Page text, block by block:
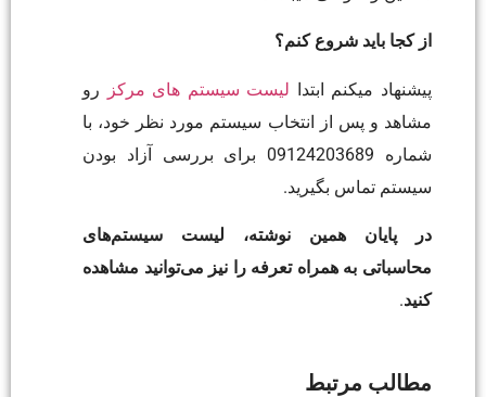
از کجا باید شروع کنم؟
پیشنهاد میکنم ابتدا لیست سیستم های مرکز
رو
مشاهد و پس از انتخاب سیستم مورد نظر خود، با
شماره 09124203689 برای بررسی آزاد بودن
سیستم تماس بگیرید.
در پایان همین نوشته، لیست سیستم‌های
محاسباتی به همراه تعرفه را نیز می‌توانید مشاهده
کنید.
مطالب مرتبط